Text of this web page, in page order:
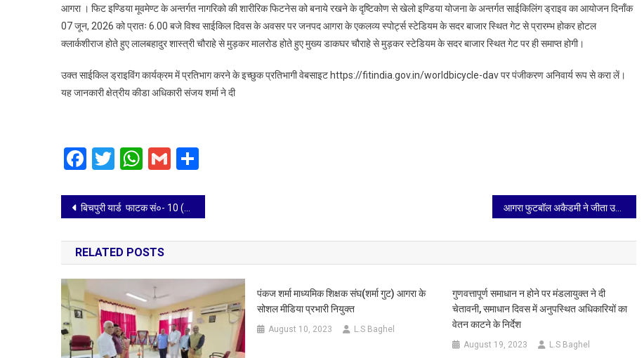
साईकिल
दिवस
के
पर
आगरा । फिट इण्डिया मूवमेण्ट के अन्तर्गत नागरिको की शारीरिक फिटनेस को बनाये रखने के दृष्टिकोण से खेलो इण्डिया योजना के अन्तर्गत साईकिलिंग ड्राइव का आयोजन दिनाँक
07 जून, 2026 को प्रातः 6.00 बजे विश्व साईकिल दिवस के अवसर पर जनपद आगरा के एकलव्य स्पोर्ट्स स्टेडियम के सदर बाजार स्थित गेट से प्रारम्भ होकर होटल
क्लार्कशीराज होते हुए लालबहादुर शास्त्री चौराहे से मुड़कर मालरोड होते हुए मुख्य डाकघर चौराहे से मुड़कर स्टेडियम के सदर बाजार स्थित गेट पर ही समाप्त होगी।
उक्त साईकिल ड्राइविंग कार्यक्रम में प्रतिभाग करने के इच्छुक प्रतिभागी वेबसाइट https://fitindia.gov.in/worldbicycle-dav पर पंजीकरण अनिवार्य रूप से करा लें।
यह जानकारी क्षेत्रीय कीडा अधिकारी संजय शर्मा ने दी
Facebook
Twitter
WhatsApp
Gmail
Post
navigation
बिचपुरी यार्ड फाटक सं०- 10 (किमी 10/6-7) पर अनुरक्षण का कार्य दिनांक 03.06.2026 से 05.06.2026 तक आगरा फुटबॉल अकैडमी ने जीता उद्घाटन मैच
RELATED POSTS
पंकज शर्मा माध्यमिक शिक्षक संघ(शर्मा गुट) आगरा के
सोशल मीडिया प्रभारी नियुक्त
August 10, 2023 L.S Baghel
गुणवत्तापूर्ण समाधान न होने पर मंडलायुक्त ने दी
चेतावनी, समाधान दिवस में अनुपस्थित अधिकारियों का
वेतन काटने के निर्देश
August 19, 2023 L.S Baghel